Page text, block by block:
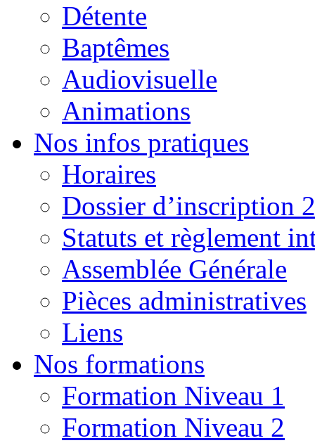
Détente
Baptêmes
Audiovisuelle
Animations
Nos infos pratiques
Horaires
Dossier d’inscription
Statuts et règlement
Assemblée Générale
Pièces administratives
Liens
Nos formations
Formation Niveau 1
Formation Niveau 2